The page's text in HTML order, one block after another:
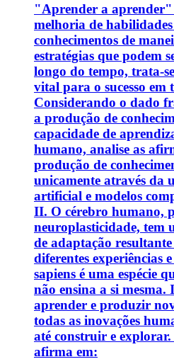
"Aprender a aprender"
melhoria de
conhecimentos de
estratégias que podem
longo do tempo, trata-
vital para o sucesso em
Considerando o dado
a produção de
capacidade de
humano, analise as
produção de
unicamente através da
artificial e modelos
II. O cérebro humano,
neuroplasticidade, tem
de adaptação
diferentes experiências
sapiens é uma espécie
não ensina a si mesma.
aprender e produzir
todas as inovações
até construir e
afirma em: